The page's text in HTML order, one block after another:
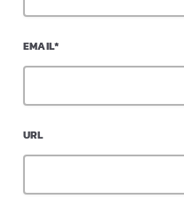
EMAIL*
URL